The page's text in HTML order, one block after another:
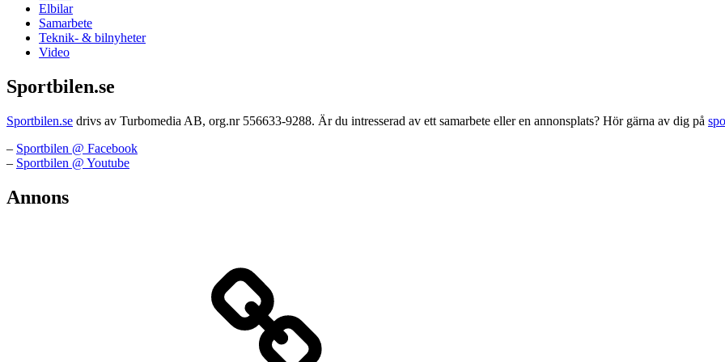
Elbilar
Samarbete
Teknik- & bilnyheter
Video
Sportbilen.se
Sportbilen.se drivs av Turbomedia AB, org.nr 556633-9288. Är du intresserad av ett samarbete eller en annonsplats? Hör gärna av dig på
– Sportbilen @ Facebook
– Sportbilen @ Youtube
Annons